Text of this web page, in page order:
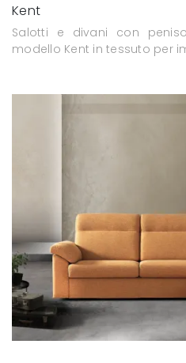
Kent
Salotti e divani con
modello Kent in tessuto per